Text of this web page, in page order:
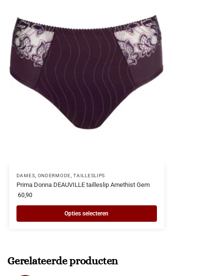
DAMES ONDERMODE ,TAILLESLIPS
Prima Donna DEAUVILLE tailleslip Amethist Gem
60,90
Opties selecteren
Gerelateerde producten